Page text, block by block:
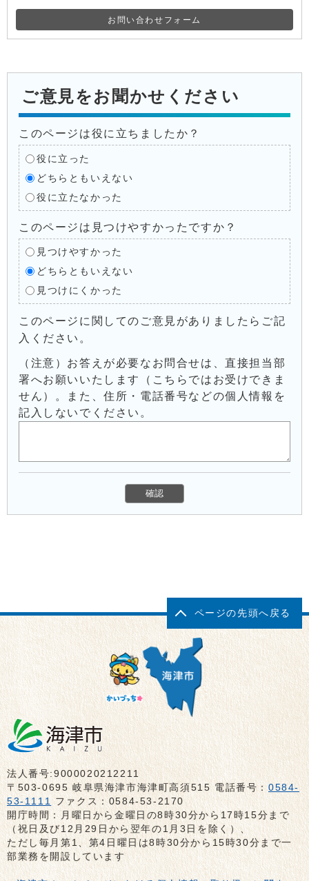
お問い合わせフォーム
ご意見をお聞かせください
このページは役に立ちましたか？
役に立った
どちらともいえない
役に立たなかった
このページは見つけやすかったですか？
見つけやすかった
どちらともいえない
見つけにくかった
このページに関してのご意見がありましたらご記
入ください。
（注意）お答えが必要なお問合せは、直接担当部
署へお願いいたします（こちらではお受けできま
せん）。また、住所・電話番号などの個人情報を
記入しないでください。
ページの先頭へ戻る
法人番号:9000020212211
〒503-0695 岐阜県海津市海津町高須515 電話番号：0584-
53-1111 ファクス：0584-53-2170
開庁時間：月曜日から金曜日の8時30分から17時15分まで
（祝日及び12月29日から翌年の1月3日を除く）、
ただし毎月第1、第4日曜日は8時30分から15時30分まで一
部業務を開設しています